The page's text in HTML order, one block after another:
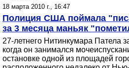
18 марта 2010 г., 16:47
Полиция США поймала
за 3 месяца маньяк
27-летнего Нитинкумара Патела
когда он занимался
остановке одной из площадей